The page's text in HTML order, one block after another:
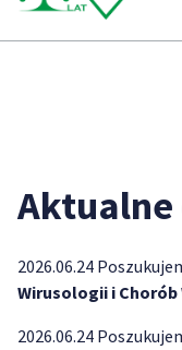
Aktualne
2026.06.24
Wirusologii i
2026.06.24